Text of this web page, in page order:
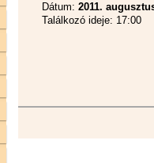
Dátum: 2011.
Találkozó ideje: 17:00